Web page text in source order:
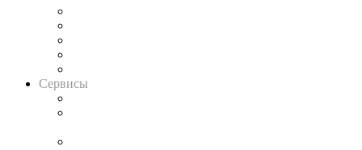
Сервисы